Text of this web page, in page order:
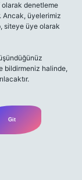
denetleme
Ancak, üyelerimiz
siteye üye olarak
bildirmeniz halinde,